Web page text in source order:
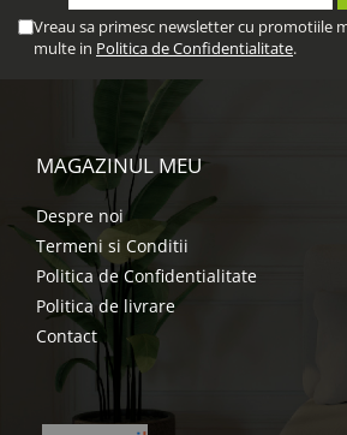
Vreau sa primesc newsletter cu promotiile
multe in Politica de Confidentialitate.
MAGAZINUL MEU
Despre noi
Termeni si Conditii
Politica de Confidentialitate
Politica de livrare
Contact